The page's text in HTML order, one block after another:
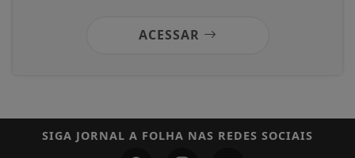
ACESSAR
SIGA JORNAL A FOLHA NAS REDES SOCIAIS